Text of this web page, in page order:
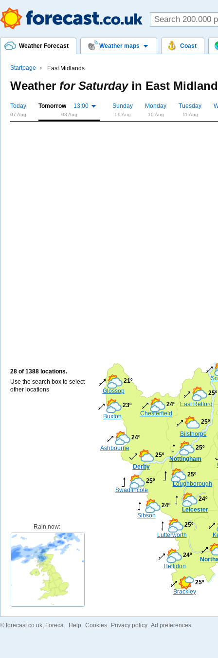
Weather Forecast Weather maps Coast
Startpage East Midlands
Weather for Saturdayin East
Today
07 Aug
Tomorrow 13:00
08 Aug
Sunday
09 Aug
Monday
10 Aug
Tuesday
11 Aug
28 of 1388 locations.
Use the search box to select
other locations
Leicester
24º
Nottingham
25º
Derby
25º
Chesterfield
24º
Loughborough
25º
Swadlincote
25º
Glossop
21º
East Retford
25º
Buxton
23º
Brackley
25º
Lutterworth
25º
Ashbourne
24º Bilsthorpe
25º
Sibson
24º
Hellidon
24º
Rain now:
© forecast.co.uk , Foreca Help Cookies Privacy policy Ad preferences